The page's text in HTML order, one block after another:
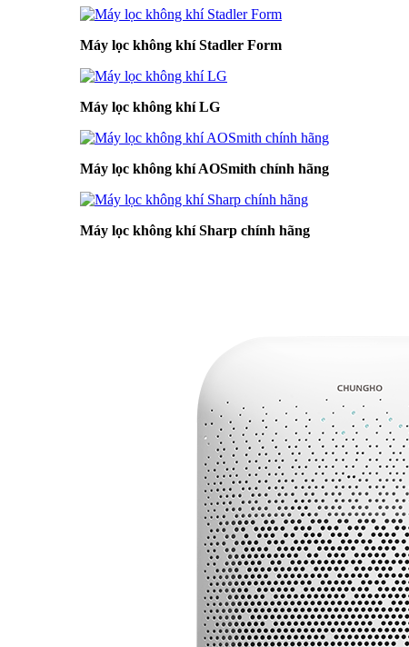
Máy lọc không khí Stadler Form
Máy lọc không khí LG
Máy lọc không khí AOSmith chính hãng
Máy lọc không khí Sharp chính hãng